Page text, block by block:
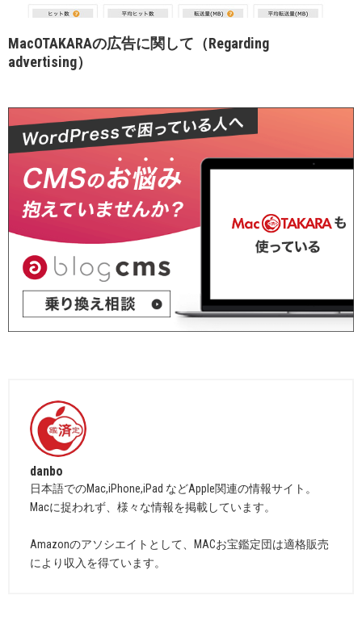
MacOTAKARAの広告に関して（Regarding
advertising）
danbo
日本語でのMac,iPhone,iPad などApple関連の情報サイト。
Macに捉われず、様々な情報を掲載しています。
Amazonのアソシエイトとして、MACお宝鑑定団は適格販売
により収入を得ています。